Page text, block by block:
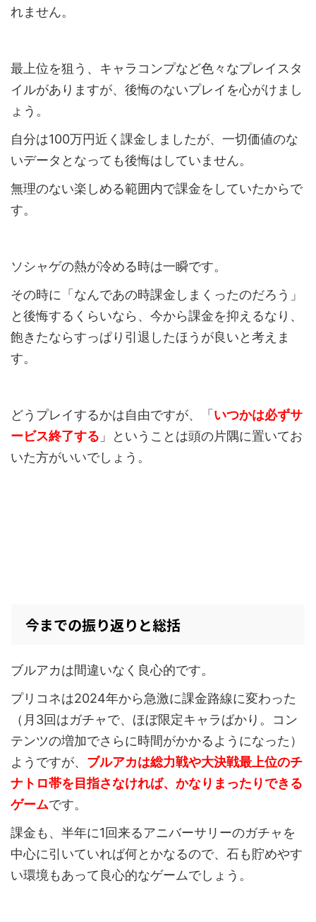
れません。
最上位を狙う、キャラコンプなど色々なプレイスタ
イルがありますが、後悔のないプレイを心がけまし
ょう。
自分は100万円近く課金しましたが、一切価値のな
いデータとなっても後悔はしていません。
無理のない楽しめる範囲内で課金をしていたからで
す。
ソシャゲの熱が冷める時は一瞬です。
その時に「なんであの時課金しまくったのだろう」
と後悔するくらいなら、今から課金を抑えるなり、
飽きたならすっぱり引退したほうが良いと考えま
す。
どうプレイするかは自由ですが、「いつかは必ずサ
ービス終了する 」ということは頭の片隅に置いてお
いた方がいいでしょう。
今までの振り返りと総括
ブルアカは間違いなく良心的です。
プリコネは2024年から急激に課金路線に変わった
（月3回はガチャで、ほぼ限定キャラばかり。コン
テンツの増加でさらに時間がかかるようになった）
ようですが、 ブルアカは総力戦や大決戦最上位のチ
ナトロ帯を目指さなければ、かなりまったりできる
ゲームです。
課金も、半年に1回来るアニバーサリーのガチャを
中心に引いていれば何とかなるので、石も貯めやす
い環境もあって良心的なゲームでしょう。